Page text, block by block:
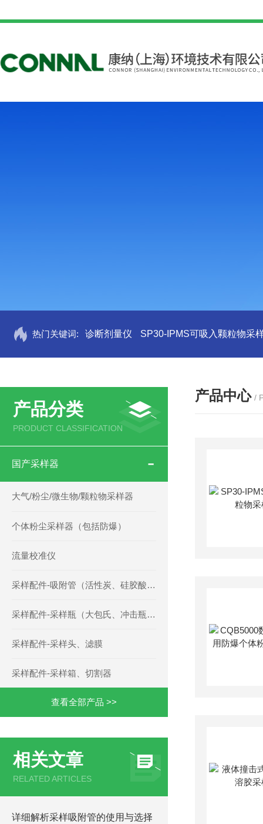
热门关键词: 诊断剂量仪 SP30-IPMS可吸入颗粒物采
产品分类
PRODUCT CLASSIFICATION
国产采样器
大气/粉尘/微生物/颗粒物采样器
个体粉尘采样器（包括防爆）
流量校准仪
采样配件-吸附管（活性炭、硅胶酸性碱性、TENAX、三氧化铬、草酸玻璃微珠、聚氨酯泡沫等）
采样配件-采样瓶（大包氏、冲击瓶、多孔玻板、二氧化硫等）
采样配件-采样头、滤膜
采样配件-采样箱、切割器
查看全部产品 >>
相关文章
RELATED ARTICLES
详细解析采样吸附管的使用与选择
产品中心 /